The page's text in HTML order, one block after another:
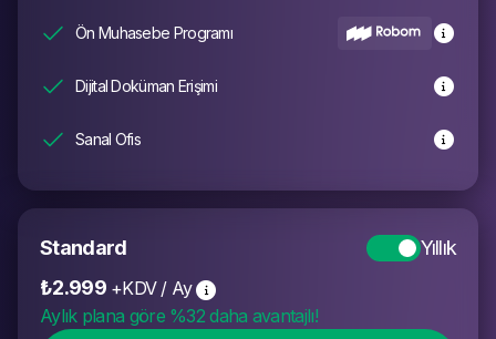
Ön Muhasebe Programı
Dijital Doküman Erişimi
Sanal Ofis
Standard
Yıllık
₺2.999+KDV / Ay
Aylık plana göre %32 daha avantajlı!